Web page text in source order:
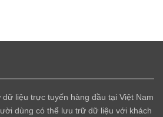
liệu trực tuyến hàng đầu tại Việt Nam
dùng có thể lưu trữ dữ liệu với khách